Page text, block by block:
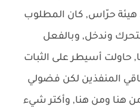
حرّاس, كان المطلوب
وندخل, وبالفعل
حاولت أسيطر على الثبات
المنفذين لكن فضولي
هنا ومن هنا, وأكتر شيء